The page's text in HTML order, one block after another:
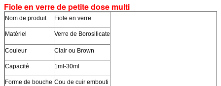
Fiole en verre de petite dose multi
Nom de produit Fiole en verre
Matériel Verre de Borosilicate
Couleur Clair ou Brown
Capacité 1ml-30ml
Forme de bouche Cou de cuir embouti